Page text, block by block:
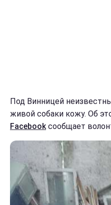
Под Винницей
живой собаки кожу. Об
Facebookсообщает